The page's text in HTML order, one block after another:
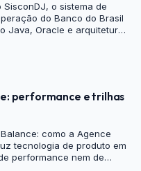
o sistema de
do Banco do Brasil
Java, Oracle e arquitetura
performance e trilhas
como a Agence
tecnologia de produto em
performance nem de